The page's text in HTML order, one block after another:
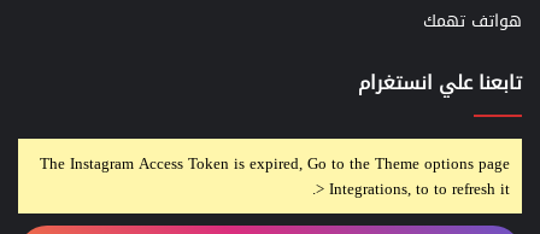
هواتف تهمك
تابعنا علي انستغرام
The Instagram Access Token is expired, Go to the Theme options page
> Integrations, to to refresh it.